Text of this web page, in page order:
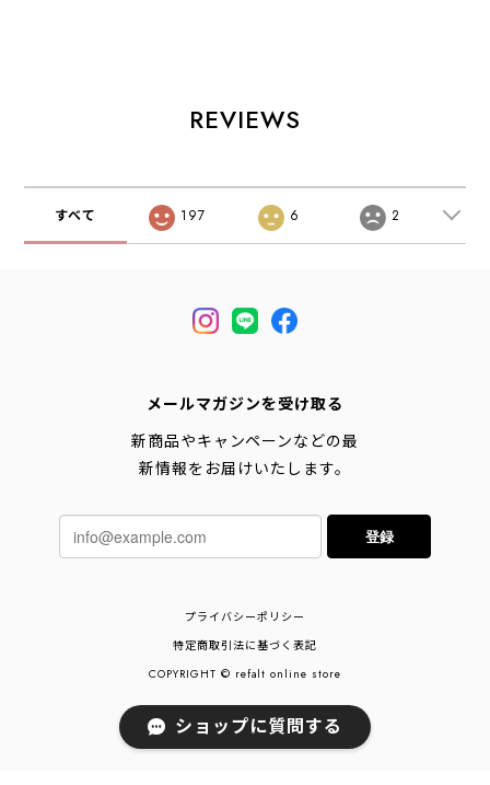
ー・ヴィンテージ
ライク・MEN'S
REVIEWS
すべて 197 6 2
メールマガジンを受け取る
新商品やキャンペーンなどの最
新情報をお届けいたします。
登録
プライバシーポリシー
特定商取引法に基づく表記
COPYRIGHT © refalt online store
ショップに質問する